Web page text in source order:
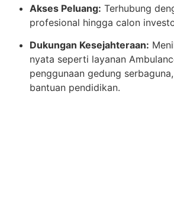
Akses Peluang: Terhubung
profesional hingga calon
Dukungan Kesejahteraan:
nyata seperti layanan
penggunaan gedung
bantuan pendidikan.